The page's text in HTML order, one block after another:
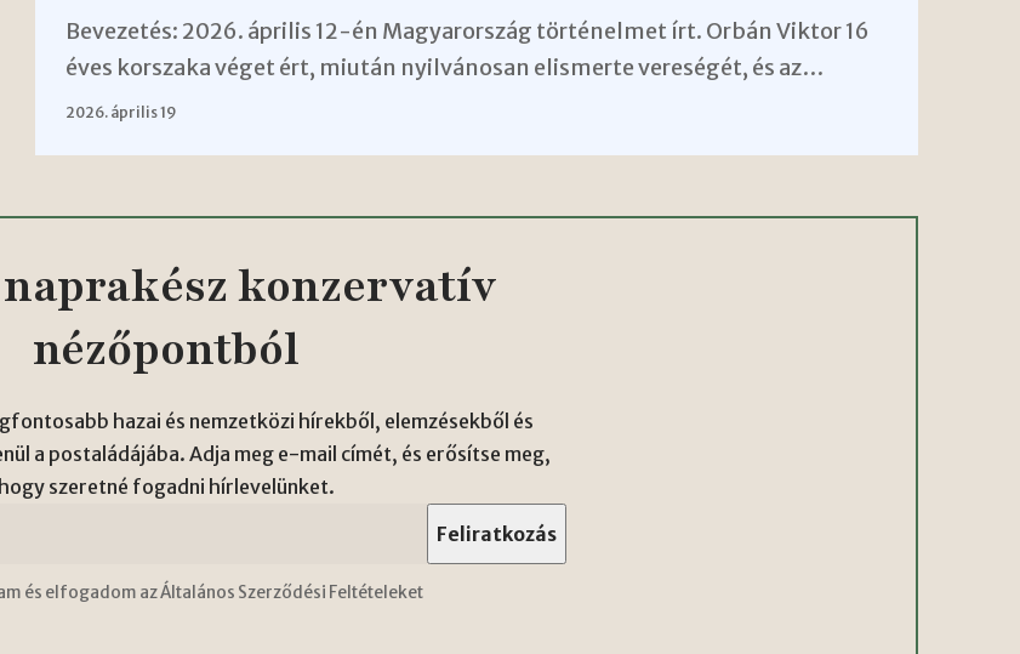
Bevezetés: 2026. április 12-én Magyarország történelmet írt. Orbán Viktor 16
éves korszaka véget ért, miután nyilvánosan elismerte vereségét, és az…
2026. április 19
konzervatív
nézőpontból
hazai és nemzetközi hírekből, elemzésekből és
a postaládájába. Adja meg e-mail címét, és erősítse meg,
hogy szeretné fogadni hírlevelünket.
és elfogadom az Általános Szerződési Feltételeket